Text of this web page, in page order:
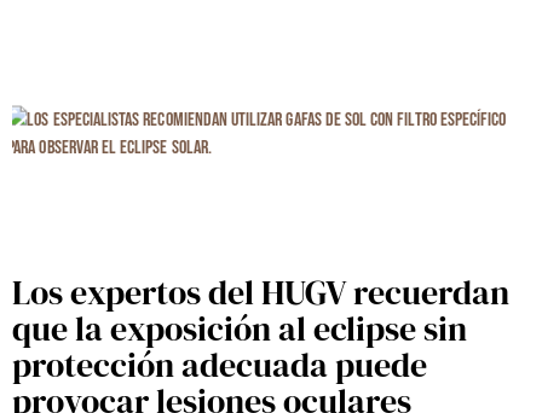
Los expertos del HUGV recuerdan
que la exposición al eclipse sin
protección adecuada puede
provocar lesiones oculares